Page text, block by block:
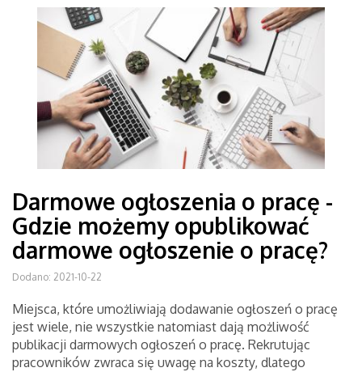
Darmowe ogłoszenia o pracę -
Gdzie możemy opublikować
darmowe ogłoszenie o pracę?
Dodano: 2021-10-22
Miejsca, które umożliwiają dodawanie ogłoszeń o pracę
jest wiele, nie wszystkie natomiast dają możliwość
publikacji darmowych ogłoszeń o pracę. Rekrutując
pracowników zwraca się uwagę na koszty, dlatego